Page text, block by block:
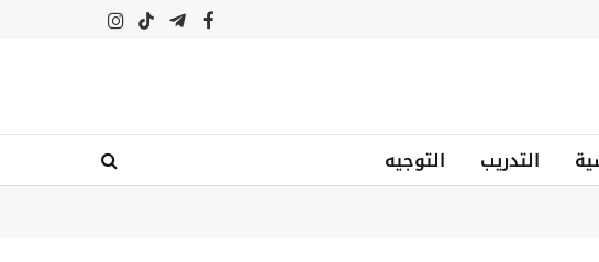
فيسبوكتيلقرامتيكتوكالانستغرام
التدريب التوجيه